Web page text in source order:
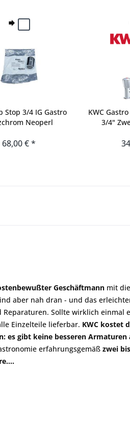
Stop 3/4 IG Gastro
Neoperl
68,00 € *
KWC
3/4"
Geschäftmann mit
aber nah dran - und das
Sollte wirklich einmal
Einzelteile lieferbar. KWC kostet
es gibt keine besseren
erfahrungsgemäß zwei